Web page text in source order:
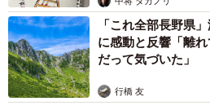
「これ全部長野県
に感動と反響「離
だって気づいた」
行橋 友